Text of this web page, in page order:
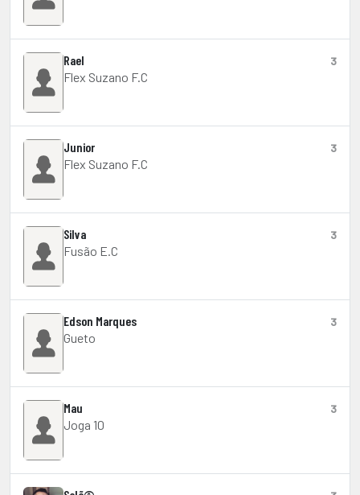
Rael
Flex Suzano F.C
3
Junior
Flex Suzano F.C
3
Silva
Fusão E.C
3
Edson Marques
Gueto
3
Mau
Joga 10
3